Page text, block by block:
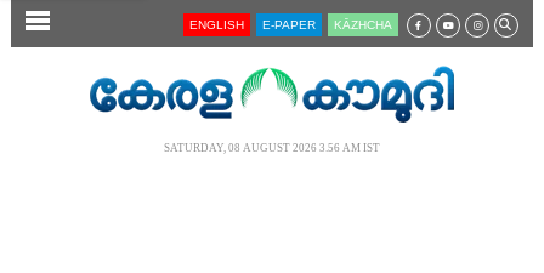
SECTIONS ENGLISH E-PAPER KĀZHCHA
SATURDAY, 08 AUGUST 2026 3.56 AM IST